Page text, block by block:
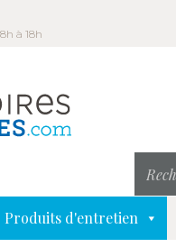
à 18h
Produits d'entretien